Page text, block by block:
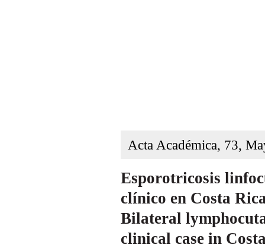
Acta Académica, 73,
Esporotricosis
clínico en Costa
Bilateral
clinical case in